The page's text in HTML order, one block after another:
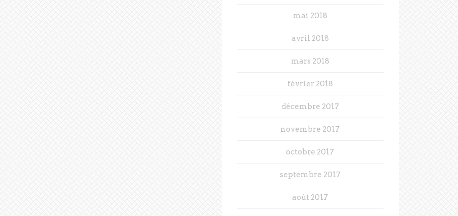
mai 2018
avril 2018
mars 2018
février 2018
décembre 2017
novembre 2017
octobre 2017
septembre 2017
août 2017